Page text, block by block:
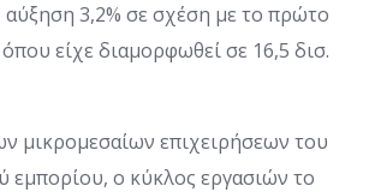
3,2% σε σχέση με το πρώτο
είχε διαμορφωθεί σε 16,5 δισ.
μικρομεσαίων επιχειρήσεων του
εμπορίου, ο κύκλος εργασιών το